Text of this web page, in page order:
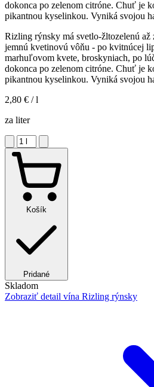
dokonca po zelenom citróne. Chuť je
pikantnou kyselinkou. Vyniká svojou
Rizling rýnsky má svetlo-žltozelenú
jemnú kvetinovú vôňu - po kvitnúcej
marhuľovom kvete, broskyniach, po
dokonca po zelenom citróne. Chuť je
pikantnou kyselinkou. Vyniká svojou
2,80 € / l
za liter
Košík
Pridané
Skladom
Zobraziť detail vína Rizling rýnsky